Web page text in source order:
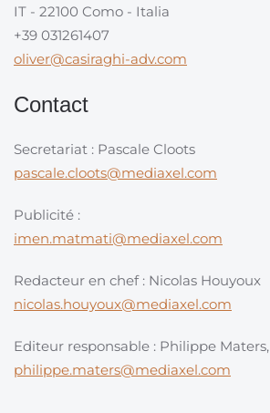
IT - 22100 Como - Italia
+39 031261407
oliver@casiraghi-adv.com
Contact
Secretariat : Pascale Cloots
pascale.cloots@mediaxel.com
Publicité :
imen.matmati@mediaxel.com
Redacteur en chef : Nicolas Houyoux
nicolas.houyoux@mediaxel.com
Editeur responsable : Philippe Maters,
philippe.maters@mediaxel.com